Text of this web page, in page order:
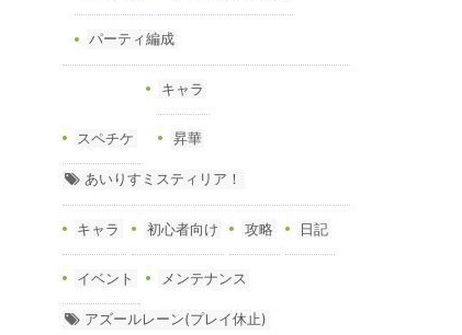
パーティ編成
スペチケ
キャラ
昇華
あいりすミスティリア！
キャラ 初心者向け 攻略 日記
イベント メンテナンス
アズールレーン(プレイ休止)